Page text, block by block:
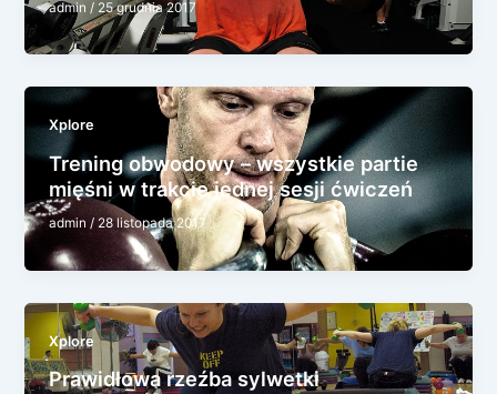
admin / 25 grudnia 2017
Xplore
Trening obwodowy – wszystkie partie
mięśni w trakcie jednej sesji ćwiczeń
admin/ 28 listopada 2017
Xplore
Prawidłowa rzeźba sylwetki